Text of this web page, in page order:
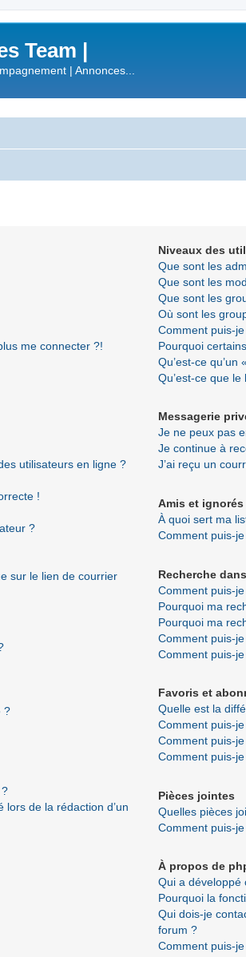
Team |
| Annonces...
me connecter ?!
utilisateurs en ligne ?
!
?
sur le lien de courrier
?
de la rédaction d’un
Niveaux des
Que sont les
Que sont les
Que sont les
Où sont les
Comment puis-
Pourquoi
Qu’est-ce
Qu’est-ce que le
Messagerie
Je ne peux pas
Je continue à
J’ai reçu un
Amis et ignorés
À quoi sert ma
Comment puis-
Recherche
Comment puis-
Pourquoi ma
Pourquoi ma
Comment puis-
Comment puis-
Favoris et
Quelle est la
Comment puis-
Comment puis-
Comment puis-
Pièces jointes
Quelles pièces
Comment puis-
À propos de
Qui a développé
Pourquoi la
Qui dois-je
forum ?
Comment puis-